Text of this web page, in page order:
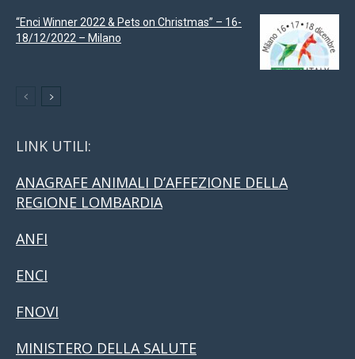
“Enci Winner 2022 & Pets on Christmas” – 16-
18/12/2022 – Milano
LINK UTILI:
ANAGRAFE ANIMALI D’AFFEZIONE DELLA
REGIONE LOMBARDIA
ANFI
ENCI
FNOVI
MINISTERO DELLA SALUTE